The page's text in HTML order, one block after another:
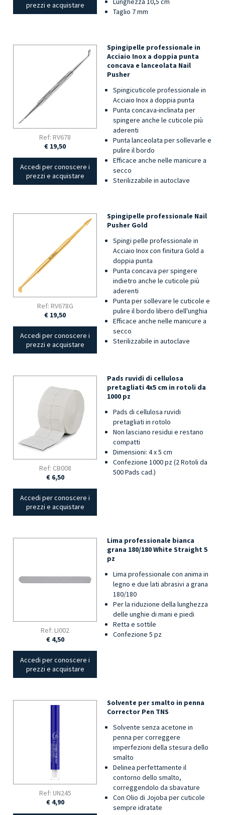
prezzi e acquistare
Taglio 7 mm
Ref: RV678
€ 19,50
Accedi per conoscere i
prezzi e acquistare
Spingipelle professionale in
Acciaio Inox a doppia punta
concava e lanceolata Nail
Pusher
Spingicuticole professionale in
Acciaio Inox a doppia punta
Punta concava-inclinata per
spingere anche le cuticole più
aderenti
Punta lanceolata per sollevarle e
pulire il bordo
Efficace anche nelle manicure a
secco
Sterilizzabile in autoclave
Ref: RV678G
€ 19,50
Accedi per conoscere i
prezzi e acquistare
Spingipelle professionale Nail
Pusher Gold
Spingi pelle professionale in
Acciaio Inox con finitura Gold a
doppia punta
Punta concava per spingere
indietro anche le cuticole più
aderenti
Punta per sollevare le cuticole e
pulire il bordo libero dell'unghia
Efficace anche nelle manicure a
secco
Sterilizzabile in autoclave
Ref: CB008
€ 6,50
Accedi per conoscere i
prezzi e acquistare
Pads ruvidi di cellulosa
pretagliati 4x5 cm in rotoli da
1000 pz
Pads di cellulosa ruvidi
pretagliati in rotolo
Non lasciano residui e restano
compatti
Dimensioni: 4 x 5 cm
Confezione 1000 pz (2 Rotoli da
500 Pads cad.)
Ref: LI002
€ 4,50
Accedi per conoscere i
prezzi e acquistare
Lima professionale bianca
grana 180/180 White Straight 5
pz
Lima professionale con anima in
legno e due lati abrasivi a grana
180/180
Per la riduzione della lunghezza
delle unghie di mani e piedi
Retta e sottile
Confezione 5 pz
Ref: UN245
€ 4,90
Solvente per smalto in penna
Corrector Pen TNS
Solvente senza acetone in
penna per correggere
imperfezioni della stesura dello
smalto
Delinea perfettamente il
contorno dello smalto,
correggendolo da sbavature
Con Olio di Jojoba per cuticole
sempre idratate